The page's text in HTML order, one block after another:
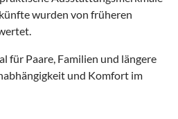
wurden von früheren
für Paare, Familien und längere
und Komfort im